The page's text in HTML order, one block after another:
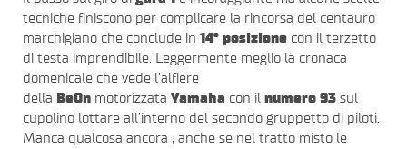
tecniche finiscono per complicare la rincorsa del centauro
marchigiano che conclude in 14° posizione con il terzetto
di testa imprendibile. Leggermente meglio la cronaca
domenicale che vede l’alfiere
della BeOn motorizzata Yamaha con il numero 93 sul
cupolino lottare all’interno del secondo gruppetto di piloti.
Manca qualcosa ancora , anche se nel tratto misto le